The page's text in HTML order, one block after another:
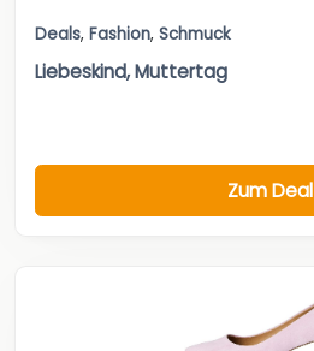
Deals, Fashion, Schmuck
Liebeskind, Muttertag
Zum Deal